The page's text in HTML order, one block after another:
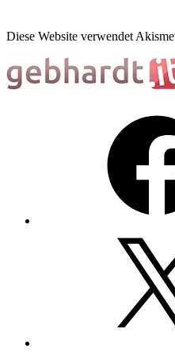
Diese Website verwendet